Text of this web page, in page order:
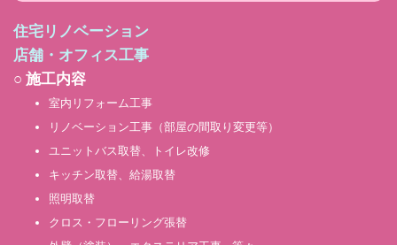
住宅リノベーション
店舗・オフィス工事
○ 施工内容
室内リフォーム工事
リノベーション工事（部屋の間取り変更等）
ユニットバス取替、トイレ改修
キッチン取替、給湯取替
照明取替
クロス・フローリング張替